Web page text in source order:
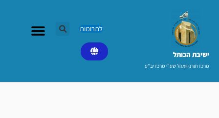
ישיבת הכותל​
מרכז תורני וואהל שע"י מרכז יב"ע
לתרומות